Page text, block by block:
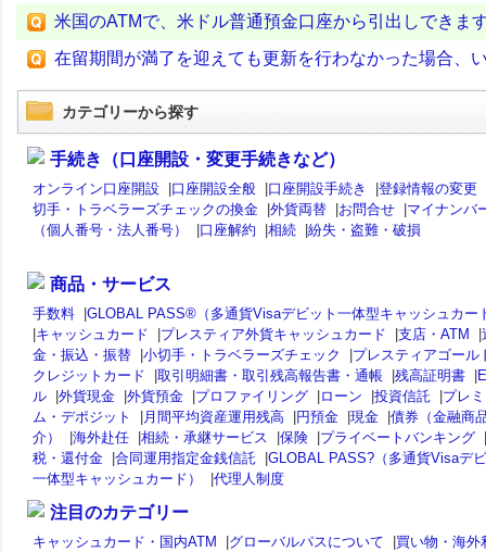
米国のATMで、米ドル普通預金口座から引出しできま
在留期間が満了を迎えても更新を行わなかった場合、
カテゴリーから探す
手続き（口座開設・変更手続きなど）
オンライン口座開設 |口座開設全般 |口座開設手続き |登録情報の変更
切手・トラベラーズチェックの換金 |外貨両替 |お問合せ |マイナンバ
（個人番号・法人番号）
|口座解約 |相続 |紛失・盗難・破損
商品・サービス
手数料 |GLOBAL PASS®（多通貨Visaデビット一体型キャッシュカー
|キャッシュカード |プレスティア外貨キャッシュカード |支店・ATM |
金・振込・振替 |小切手・トラベラーズチェック |プレスティアゴール
クレジットカード
|取引明細書・取引残高報告書・通帳 |残高証明書 |
ル |外貨現金 |外貨預金 |プロファイリング |ローン |投資信託 |プレ
ム・デポジット
| 月間平均資産運用残高 |円預金 |現金 |債券（金融商
介）
|海外赴任 |相続・承継サービス |保険 |プライベートバンキング |
税・還付金 |合同運用指定金銭信託 |GLOBAL PASS?（多通貨Visaデ
一体型キャッシュカード）
|代理人制度
注目のカテゴリー
キャッシュカード・国内ATM |グローバルパスについて |買い物・海外